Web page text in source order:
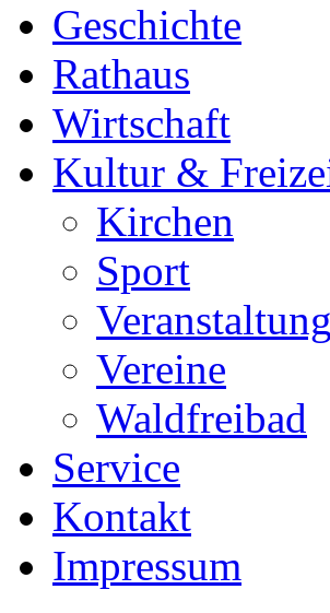
Geschichte
Rathaus
Wirtschaft
Kultur &
Kirchen
Sport
Vereine
Waldfreibad
Service
Kontakt
Impressum